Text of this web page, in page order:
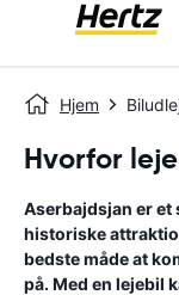
Hjem
Hvorfor
Aserbajdsjan er
historiske
bedste måde at
på. Med en lejebil